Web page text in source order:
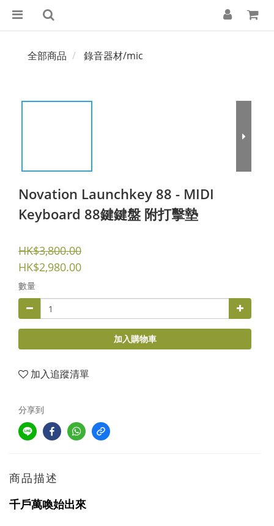
全部商品 錄音器材/mic
Novation Launchkey 88 - MIDI
Keyboard 88鍵鍵盤 附打擊墊
HK$3,800.00
HK$2,980.00
數量
加入購物車
加入追蹤清單
分享到
商品描述
千戶萬喚始出來